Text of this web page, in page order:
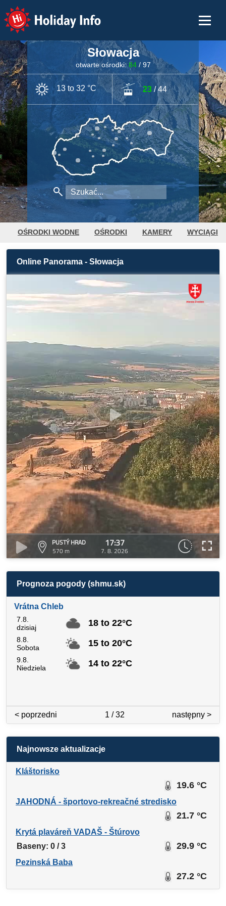
Holiday Info
Słowacja
otwarte ośrodki:84/ 97
13 to 32 °C 23 / 44
OŚRODKI WODNE OŚRODKI KAMERY WYCIĄGI
KOLARSTWO / TURYSTYKA PIESZA GOLF POGODA
Online Panorama - Słowacja
PUSTÝ HRAD
570 m
17:37
7. 8. 2026
Prognoza pogody (shmu.sk)
Vrátna Chleb
7.8.
dzisiaj
18 to 22°C
8.8.
Sobota
15 to 20°C
9.8.
Niedziela
14 to 22°C
następny >
< poprzedni 1 / 32
Najnowsze aktualizacje
Kláštorisko
19.6 °C
JAHODNÁ - športovo-rekreačné stredisko
21.7 °C
Krytá plaváreň VADAŠ - Štúrovo
Baseny: 0 / 3
29.9 °C
Pezinská Baba
27.2 °C